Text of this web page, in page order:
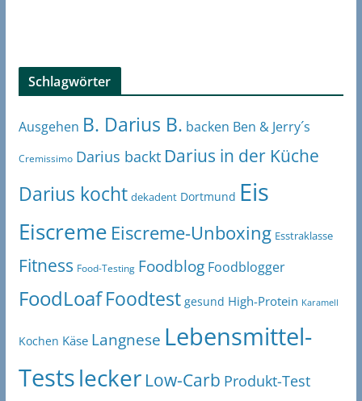
Schlagwörter
Ausgehen B. Darius B. backen Ben & Jerry´s
Cremissimo Darius backt Darius in der Küche
Darius kocht dekadent Dortmund Eis
Eiscreme Eiscreme-Unboxing Esstraklasse
Fitness Food-Testing Foodblog Foodblogger
FoodLoaf Foodtest gesund High-Protein Karamell
Kochen Käse Langnese Lebensmittel-
Testslecker Low-Carb Produkt-Test